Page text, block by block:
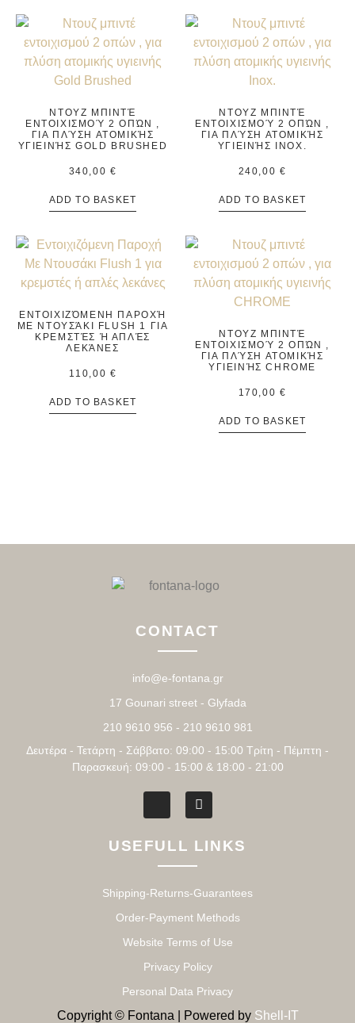
ΝΤΟΥΖ ΜΠΙΝΤΈ
ΕΝΤΟΙΧΙΣΜΟΎ 2 ΟΠΏΝ ,
ΓΙΑ ΠΛΎΣΗ ΑΤΟΜΙΚΉΣ
ΥΓΙΕΙΝΉΣ GOLD BRUSHED
340,00 €
ADD TO BASKET
ΝΤΟΥΖ ΜΠΙΝΤΈ
ΕΝΤΟΙΧΙΣΜΟΎ 2 ΟΠΏΝ ,
ΓΙΑ ΠΛΎΣΗ ΑΤΟΜΙΚΉΣ
ΥΓΙΕΙΝΉΣ INOX.
240,00 €
ADD TO BASKET
ΕΝΤΟΙΧΙΖΌΜΕΝΗ ΠΑΡΟΧΉ
ΜΕ ΝΤΟΥΣΆΚΙ FLUSH 1 ΓΙΑ
ΚΡΕΜΣΤΈΣ Ή ΑΠΛΈΣ
ΛΕΚΆΝΕΣ
110,00 €
ADD TO BASKET
ΝΤΟΥΖ ΜΠΙΝΤΈ
ΕΝΤΟΙΧΙΣΜΟΎ 2 ΟΠΏΝ ,
ΓΙΑ ΠΛΎΣΗ ΑΤΟΜΙΚΉΣ
ΥΓΙΕΙΝΉΣ CHROME
170,00 €
ADD TO BASKET
CONTACT
info@e-fontana.gr
17 Gounari street - Glyfada
210 9610 956 - 210 9610 981
Δευτέρα - Τετάρτη - Σάββατο: 09:00 - 15:00 Τρίτη - Πέμπτη -
Παρασκευή: 09:00 - 15:00 & 18:00 - 21:00
USEFULL LINKS
Shipping-Returns-Guarantees
Order-Payment Methods
Website Terms of Use
Privacy Policy
Personal Data Privacy
Copyright © Fontana | Powered by Shell-IT